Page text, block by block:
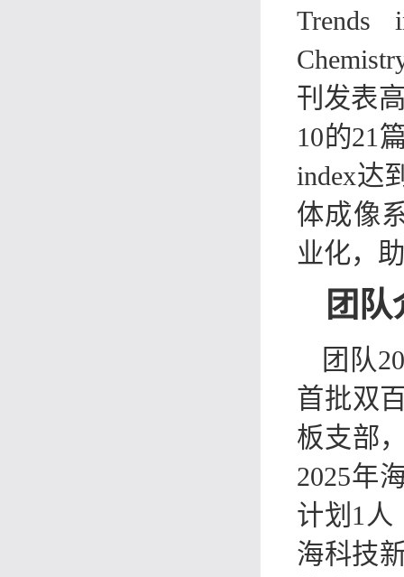
Trends
刊发表
10的21
index达
体成像
业化，
团队
团队
首批双
板支部
2025年
计划1人
海科技